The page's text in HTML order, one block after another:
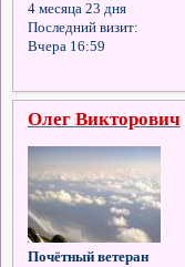
4 месяца 23 дня
Последний визит:
Вчера 16:59
Олег Викторович
Почётный ветеран